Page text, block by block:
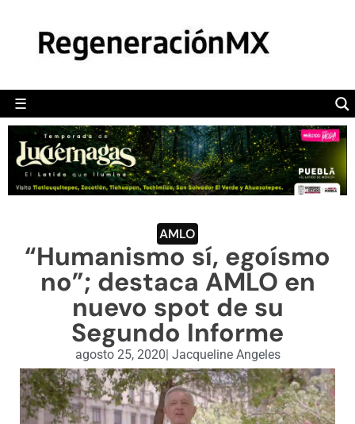
☰
POLÍTICA
CAMALEÓN
OPINIÓN
DEPORTES
ENGLISH SECTION
VIDEOS
AMLO
“Humanismo sí, egoísmo
no”; destaca AMLO en
nuevo spot de su
Segundo Informe
agosto 25, 2020| Jacqueline Angeles